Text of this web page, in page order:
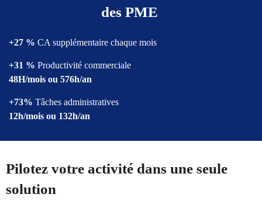
des PME
+27 % CA supplémentaire chaque mois
+31 % Productivité commerciale
48H/mois ou 576h/an
+73% Tâches administratives
12h/mois ou 132h/an
Pilotez votre activité dans une seule
solution